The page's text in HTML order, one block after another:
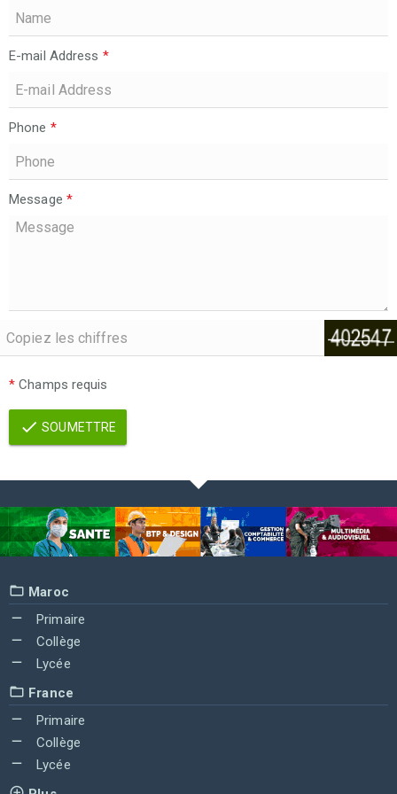
E-mail Address *
Phone *
Message *
* Champs requis
SOUMETTRE
Maroc
Primaire
Collège
Lycée
France
Primaire
Collège
Lycée